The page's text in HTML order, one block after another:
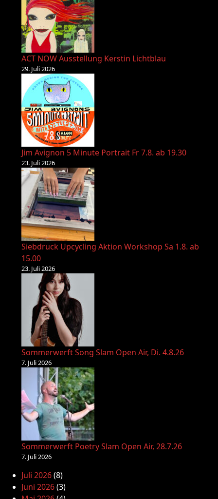
ACT NOW Ausstellung Kerstin Lichtblau
29. Juli 2026
Jim Avignon 5 Minute Portrait Fr 7.8. ab 19.30
23. Juli 2026
Siebdruck Upcycling Aktion Workshop Sa 1.8. ab
15.00
23. Juli 2026
Sommerwerft Song Slam Open Air, Di. 4.8.26
7. Juli 2026
Sommerwerft Poetry Slam Open Air, 28.7.26
7. Juli 2026
Juli 2026(8)
Juni 2026(3)